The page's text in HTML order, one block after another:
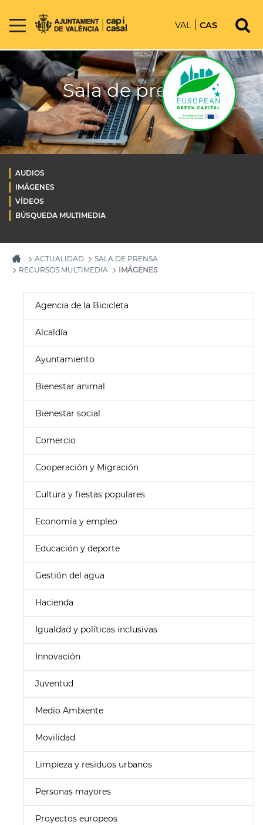
VAL CAS
Sala de prensa
AUDIOS
IMÁGENES
VÍDEOS
BÚSQUEDA MULTIMEDIA
ACTUALIDAD
SALA DE PRENSA
RECURSOS MULTIMEDIA
IMÁGENES
Agencia de la Bicicleta
Alcaldía
Ayuntamiento
Bienestar animal
Bienestar social
Comercio
Cooperación y Migración
Cultura y fiestas populares
Economía y empleo
Educación y deporte
Gestión del agua
Hacienda
Igualdad y políticas inclusivas
Innovación
Juventud
Medio Ambiente
Movilidad
Limpieza y residuos urbanos
Personas mayores
Proyectos europeos